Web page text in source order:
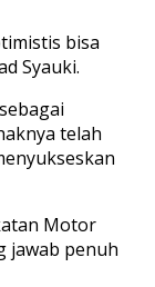
bisa
Syauki.
telah
Motor
jawab penuh